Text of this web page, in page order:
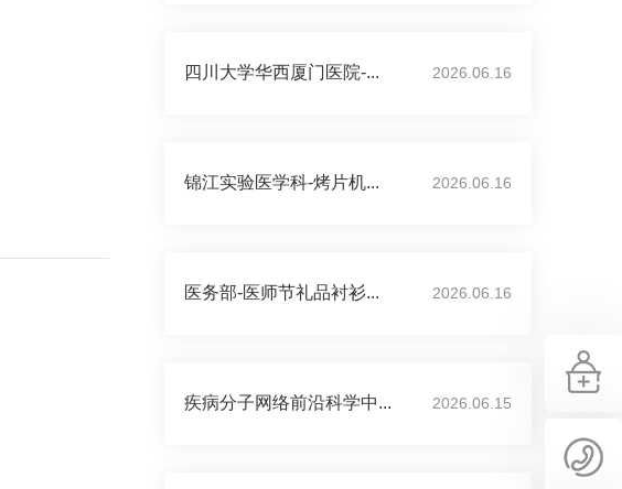
四川大学华西厦门医院-... 2026.06.16
锦江实验医学科-烤片机... 2026.06.16
医务部-医师节礼品衬衫... 2026.06.16
疾病分子网络前沿科学中... 2026.06.15